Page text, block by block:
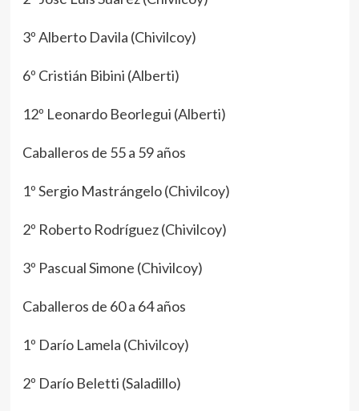
3º Alberto Davila (Chivilcoy)
6º Cristián Bibini (Alberti)
12º Leonardo Beorlegui (Alberti)
Caballeros de 55 a 59 años
1º Sergio Mastrángelo (Chivilcoy)
2º Roberto Rodríguez (Chivilcoy)
3º Pascual Simone (Chivilcoy)
Caballeros de 60 a 64 años
1º Darío Lamela (Chivilcoy)
2º Darío Beletti (Saladillo)